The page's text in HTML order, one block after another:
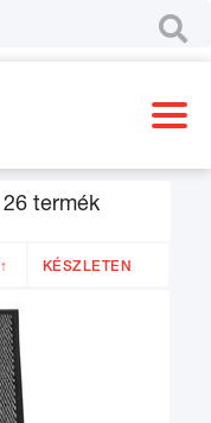

26 termék
KÉSZLETEN